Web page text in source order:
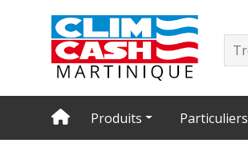
Produits Particuliers